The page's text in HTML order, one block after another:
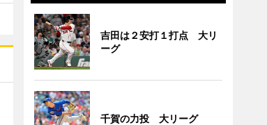
吉田は２安打１打点 大リ
ーグ
千賀の力投 大リーグ